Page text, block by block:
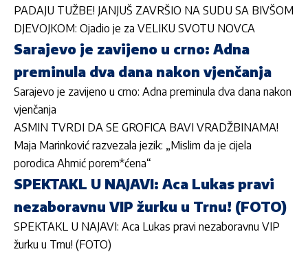
PADAJU TUŽBE! JANJUŠ ZAVRŠIO NA SUDU SA BIVŠOM
DJEVOJKOM: Ojadio je za VELIKU SVOTU NOVCA
Sarajevo je zavijeno u crno: Adna
preminula dva dana nakon vjenčanja
Sarajevo je zavijeno u crno: Adna preminula dva dana nakon
vjenčanja
ASMIN TVRDI DA SE GROFICA BAVI VRADŽBINAMA!
Maja Marinković razvezala jezik: „Mislim da je cijela
porodica Ahmić porem*ćena“
SPEKTAKL U NAJAVI: Aca Lukas pravi
nezaboravnu VIP žurku u Trnu! (FOTO)
SPEKTAKL U NAJAVI: Aca Lukas pravi nezaboravnu VIP
žurku u Trnu! (FOTO)